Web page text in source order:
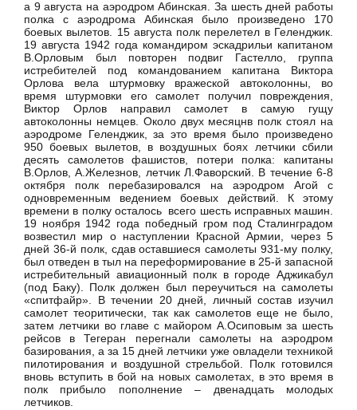
а 9 августа на аэродром Абинская. За шесть дней работы
полка с аэродрома Абинская было произведено 170
боевых вылетов. 15 августа полк перелетел в Геленджик.
19 августа 1942 года командиром эскадрильи капитаном
В.Орловым был повторен подвиг Гастелло, группа
истребителей под командованием капитана Виктора
Орлова вела штурмовку вражеской автоколонны, во
время штурмовки его самолет получил повреждения,
Виктор Орлов направил самолет в самую гущу
автоколонны немцев. Около двух месяцнв полк стоял на
аэродроме Геленджик, за это время было произведено
950 боевых вылетов, в воздушных боях летчики сбили
десять самолетов фашистов, потери полка: капитаны
В.Орлов, А.Железнов, летчик Л.Фаворский. В течение 6-8
октября полк перебазировался на аэродром Агой с
одновременным ведением боевых действий. К этому
времени в полку осталось всего шесть исправных машин.
19 ноября 1942 года победный гром под Сталинградом
возвестил мир о наступлении Красной Армии, через 5
дней 36-й полк, сдав оставшиеся самолеты 931-му полку,
был отведен в тыл на переформирование в 25-й запасной
истребительный авиационный полк в городе Аджикабул
(под Баку). Полк должен был переучиться на самолеты
«спитфайр». В течении 20 дней, личный состав изучил
самолет теоритически, так как самолетов еще не было,
затем летчики во главе с майором А.Осиповым за шесть
рейсов в Тегеран перегнали самолеты на аэродром
базирования, а за 15 дней летчики уже овладели техникой
пилотирования и воздушной стрельбой. Полк готовился
вновь вступить в бой на новых самолетах, в это время в
полк прибыло пополнение – двенадцать молодых
летчиков.